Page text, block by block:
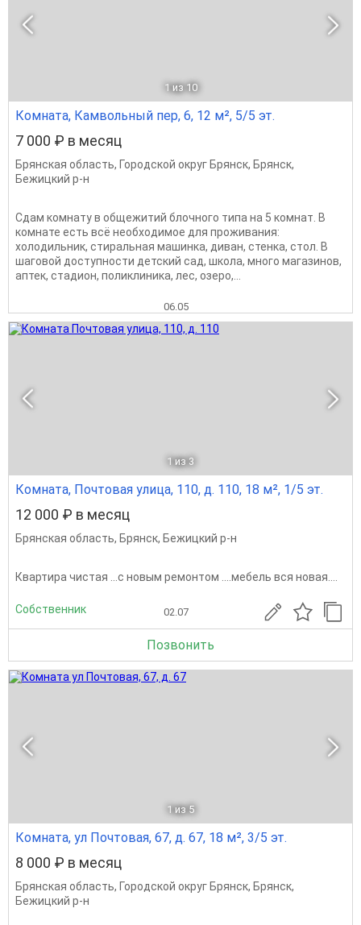
1 из 10
Комната, Камвольный пер, 6, 12 м², 5/5 эт.
7 000 ₽ в месяц
Брянская область, Городской округ Брянск, Брянск,
Бежицкий р-н
Сдам комнату в общежитий блочного типа на 5 комнат. В
комнате есть всё необходимое для проживания:
холодильник, стиральная машинка, диван, стенка, стол. В
шаговой доступности детский сад, школа, много магазинов,
аптек, стадион, поликлиника, лес, озеро,...
06.05
1 из 3
Комната, Почтовая улица, 110, д. 110, 18 м², 1/5 эт.
12 000 ₽ в месяц
Брянская область, Брянск, Бежицкий р-н
Квартира чистая ...с новым ремонтом ....мебель вся новая....
Собственник 02.07
Позвонить
1 из 5
Комната, ул Почтовая, 67, д. 67, 18 м², 3/5 эт.
8 000 ₽ в месяц
Брянская область, Городской округ Брянск, Брянск,
Бежицкий р-н